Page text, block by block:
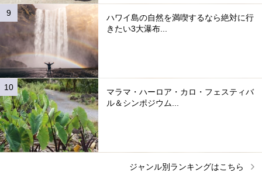
ハワイ島の自然を満喫するなら絶対に行
きたい3大瀑布...
マラマ・ハーロア・カロ・フェスティバ
ル＆シンポジウム...
ジャンル別ランキングはこちら